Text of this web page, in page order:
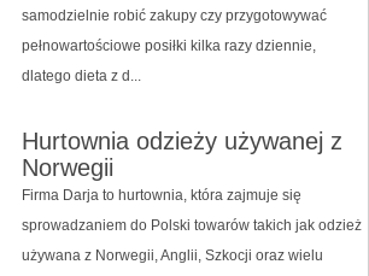
samodzielnie robić zakupy czy przygotowywać
pełnowartościowe posiłki kilka razy dziennie,
dlatego dieta z d...
Hurtownia odzieży używanej z
Norwegii
Firma Darja to hurtownia, która zajmuje się
sprowadzaniem do Polski towarów takich jak odzież
używana z Norwegii, Anglii, Szkocji oraz wielu